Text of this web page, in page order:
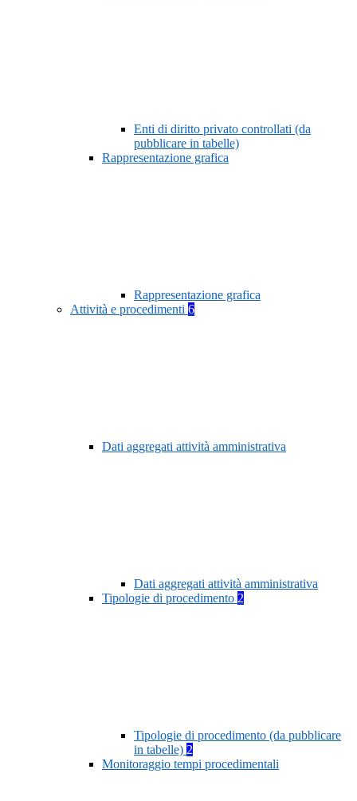
Enti di diritto privato controllati (da
pubblicare in tabelle)
Rappresentazione grafica
Rappresentazione grafica
Attività e procedimenti 6
Dati aggregati attività amministrativa
Dati aggregati attività amministrativa
Tipologie di procedimento 2
Tipologie di procedimento (da pubblicare
in tabelle) 2
Monitoraggio tempi procedimentali